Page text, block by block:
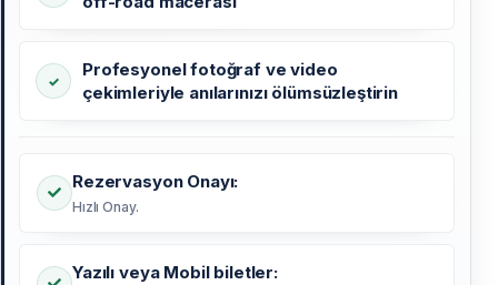
Profesyonel fotoğraf ve video
çekimleriyle anılarınızı ölümsüzleştirin
Rezervasyon Onayı:
Hızlı Onay.
Yazılı veya Mobil biletler: